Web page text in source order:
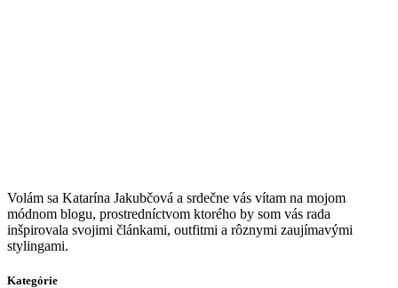
Volám sa Katarína Jakubčová a srdečne vás vítam na mojom
módnom blogu, prostredníctvom ktorého by som vás rada
inšpirovala svojimi článkami, outfitmi a rôznymi zaujímavými
stylingami.
Kategórie